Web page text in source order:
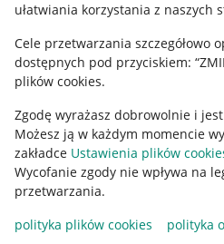
ułatwiania korzystania z naszych
Cele przetwarzania szczegółowo
dostępnych pod przyciskiem:
plików cookies.
Zgodę wyrażasz dobrowolnie i
Możesz ją w każdym momencie
zakładce Ustawienia plików
Wycofanie zgody nie wpływa na
przetwarzania.
polityka plików cookies
polityka
Ustawienia plików "cookies"
Udostępnianie lokalizacji
Informacje dla Aktu o Usługach
Pobierz aplikację